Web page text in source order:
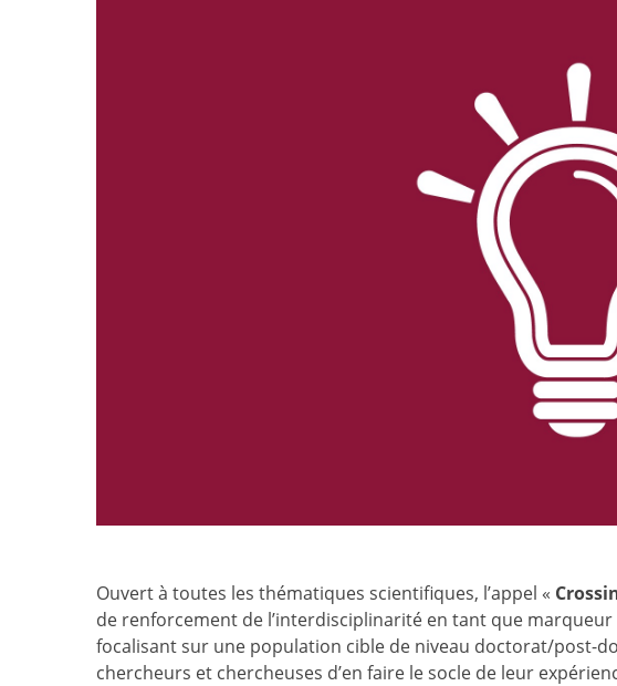
Ouvert à toutes les thématiques scientifiques, l’appel «
de renforcement de l’interdisciplinarité en tant que marqueur
focalisant sur une population cible de niveau doctorat/post-
chercheurs et chercheuses d’en faire le socle de leur